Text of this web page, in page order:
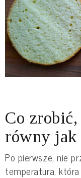
Co
równy jak
Po pierwsze, nie
temperatura,